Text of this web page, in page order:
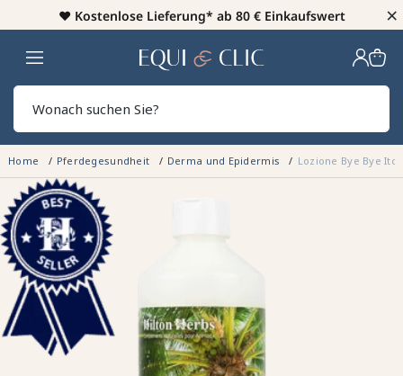
♥️ Kostenlose Lieferung* ab 80 € Einkaufswert ×
Heim
Home Pferdegesundheit Derma und Epidermis Lozione Bye Bye